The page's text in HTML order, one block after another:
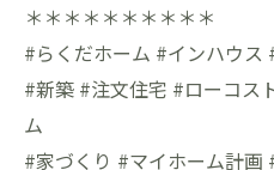
＊＊＊＊＊＊＊＊＊＊
#らくだホーム #インハウス
#新築 #注文住宅 #ローコス
ム
#家づくり #マイホーム計画